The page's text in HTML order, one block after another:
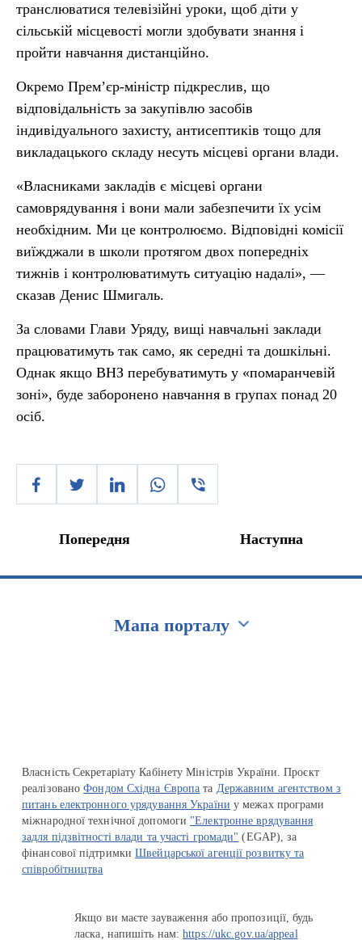
транслюватися телевізійні уроки, щоб діти у
сільській місцевості могли здобувати знання і
пройти навчання дистанційно.
Окремо Прем’єр-міністр підкреслив, що
відповідальність за закупівлю засобів
індивідуального захисту, антисептиків тощо для
викладацького складу несуть місцеві органи влади.
«Власниками закладів є місцеві органи
самоврядування і вони мали забезпечити їх усім
необхідним. Ми це контролюємо. Відповідні комісії
виїжджали в школи протягом двох попередніх
тижнів і контролюватимуть ситуацію надалі», —
сказав Денис Шмигаль.
За словами Глави Уряду, вищі навчальні заклади
працюватимуть так само, як середні та дошкільні.
Однак якщо ВНЗ перебуватимуть у «помаранчевій
зоні», буде заборонено навчання в групах понад 20
осіб.
Попередня Наступна
Мапа порталу
Власність Секретаріату Кабінету Міністрів України. Проєкт
реалізованоФондом Східна Європа та Державним агентством з
питань електронного урядування України у межах програми
міжнародної технічної допомоги "Електронне врядування
задля підзвітності влади та участі громади" (EGAP), за
фінансової підтримкиШвейцарської агенції розвитку та
співробітництва
Якщо ви маєте зауваження або пропозиції, будь
ласка, напишіть нам:https://ukc.gov.ua/appeal